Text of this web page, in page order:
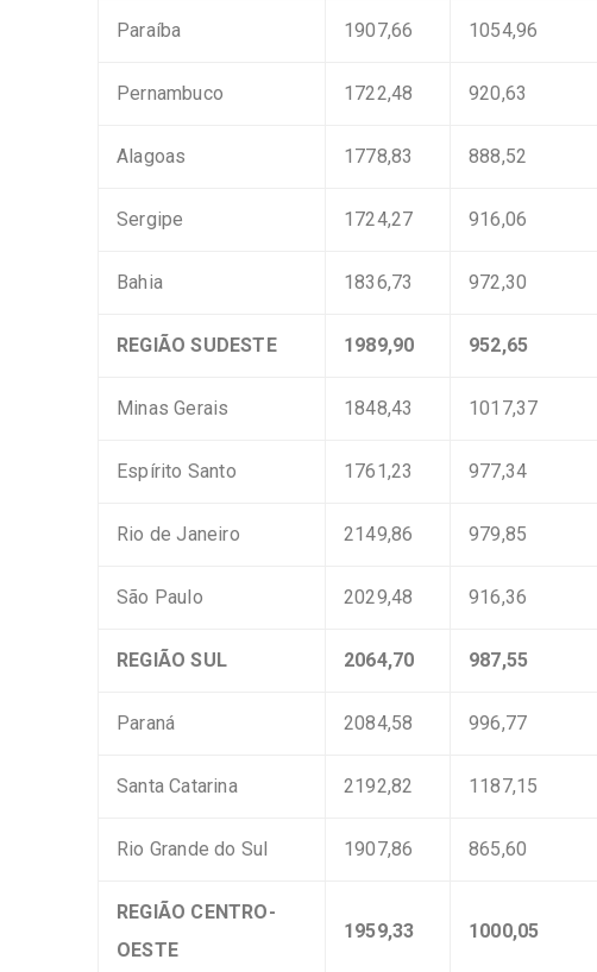
Paraíba 1907,66 1054,96
Pernambuco 1722,48 920,63
Alagoas 1778,83 888,52
Sergipe 1724,27 916,06
Bahia 1836,73 972,30
REGIÃO SUDESTE 1989,90 952,65
Minas Gerais 1848,43 1017,37
Espírito Santo 1761,23 977,34
Rio de Janeiro 2149,86 979,85
São Paulo 2029,48 916,36
REGIÃO SUL 2064,70 987,55
Paraná 2084,58 996,77
Santa Catarina 2192,82 1187,15
Rio Grande do Sul 1907,86 865,60
REGIÃO CENTRO-
OESTE
1959,33 1000,05